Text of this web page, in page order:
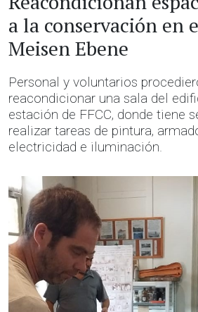
a la conservación en
Meisen Ebene
Personal y voluntarios
reacondicionar una sala del
estación de FFCC, donde tiene
realizar tareas de pintura,
electricidad e iluminación.